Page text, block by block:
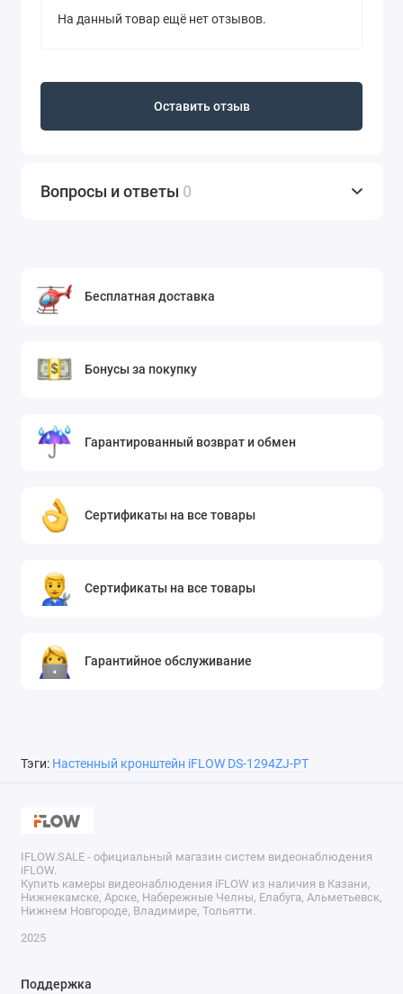
На данный товар ещё нет отзывов.
Оставить отзыв
Вопросы и ответы 0
Бесплатная доставка
Бонусы за покупку
Гарантированный возврат и обмен
Сертификаты на все товары
Сертификаты на все товары
Гарантийное обслуживание
Тэги: Настенный кронштейн iFLOW DS-1294ZJ-PT
IFLOW.SALE - официальный магазин систем видеонаблюдения
iFLOW.
Купить камеры видеонаблюдения iFLOW из наличия в Казани,
Нижнекамске, Арске, Набережные Челны, Елабуга, Альметьевск,
Нижнем Новгороде, Владимире, Тольятти.
2025
Поддержка